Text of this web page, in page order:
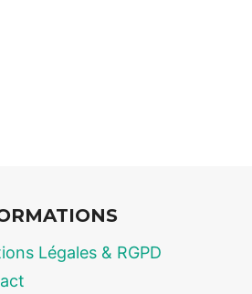
Légales & RGPD